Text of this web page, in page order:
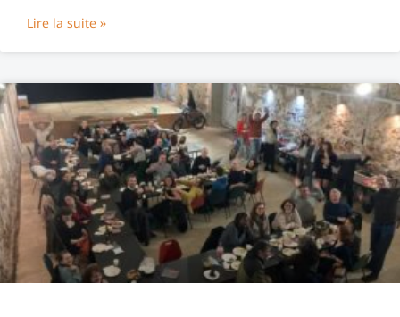
Lire la suite »